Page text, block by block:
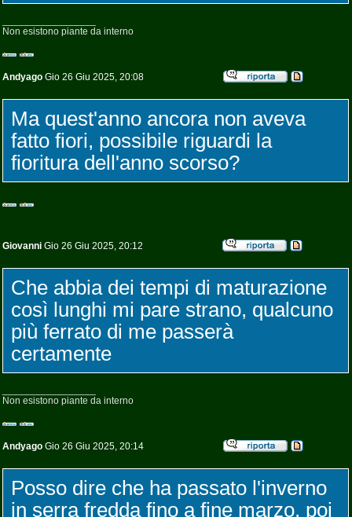
Non esistono piante da interno
Andyago Gio 26 Giu 2025, 20:08
Ma quest'anno ancora non aveva
fatto fiori, possibile riguardi la
fioritura dell'anno scorso?
Giovanni Gio 26 Giu 2025, 20:12
Che abbia dei tempi di maturazione
così lunghi mi pare strano, qualcuno
più ferrato di me passerà
certamente
Non esistono piante da interno
Andyago Gio 26 Giu 2025, 20:14
Posso dire che ha passato l'inverno
in serra fredda fino a fine marzo, poi